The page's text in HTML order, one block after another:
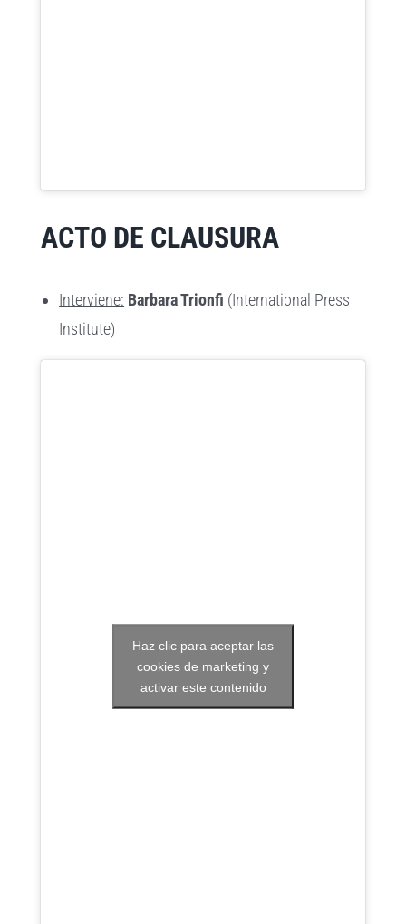
ACTO DE CLAUSURA
Interviene: Barbara Trionfi (International Press
Institute)
Haz clic para aceptar las
cookies de marketing y
activar este contenido